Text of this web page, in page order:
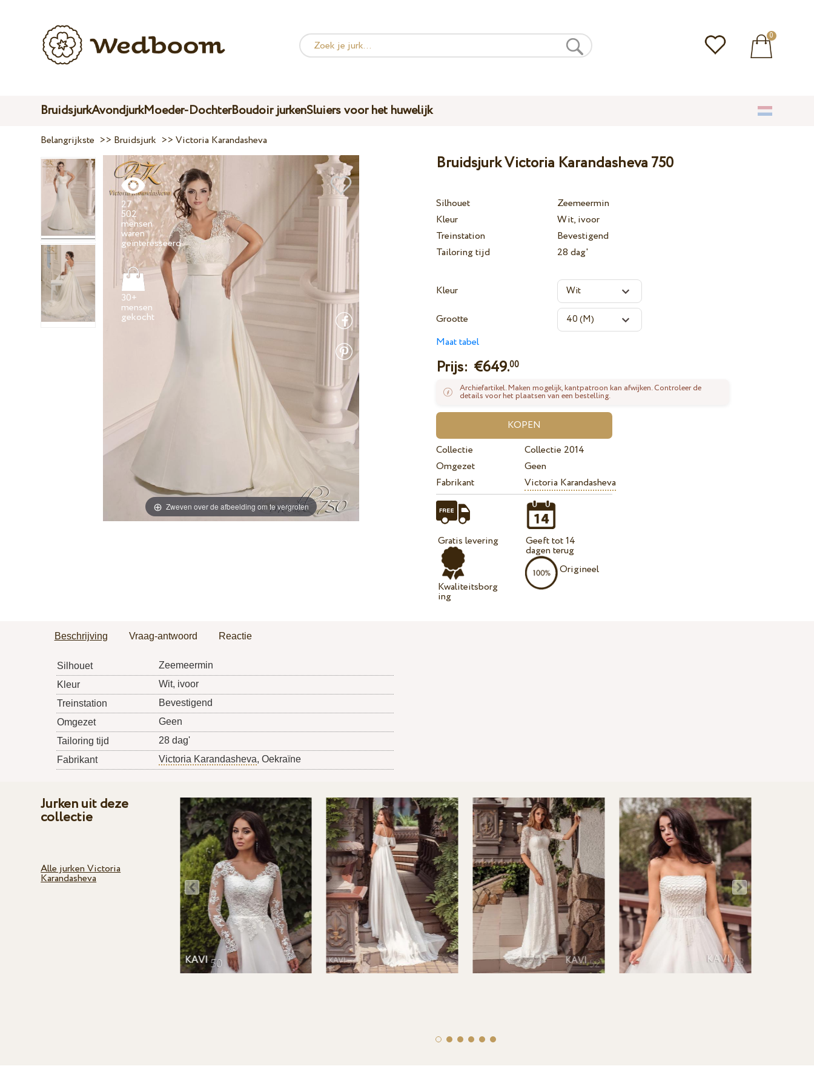
0
BruidsjurkAvondjurkMoeder-DochterBoudoir jurkenSluiers voor het huwelijk
Belangrijkste >> Bruidsjurk >>Victoria Karandasheva
Zweven over de afbeelding om te vergroten
27
502
mensen
waren
geïnteresseerd
30+
mensen
Bruidsjurk Victoria Karandasheva 750
Silhouet
Zeemeermin
Kleur
Wit, ivoor
Treinstation
Bevestigend
Tailoring tijd
28 dag'
Kleur
Grootte
Maat tabel
Prijs: €649.00
Archiefartikel. Maken mogelijk, kantpatroon kan afwijken. Controleer de
details voor het plaatsen van een bestelling.
Collectie
Collectie 2014
Omgezet
Geen
Fabrikant
Victoria Karandasheva
Gratis levering
Kwaliteitsborg
ing
Geeft tot 14
dagen terug
Origineel
Beschrijving Vraag-antwoord Reactie
Silhouet
Zeemeermin
Kleur
Wit, ivoor
Treinstation
Bevestigend
Omgezet
Geen
Tailoring tijd
28 dag'
Fabrikant
Victoria Karandasheva, Oekraïne
Jurken uit deze
collectie
Alle jurken Victoria
Karandasheva